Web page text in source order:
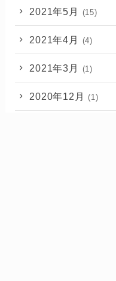
2021年5月 (15)
2021年4月 (4)
2021年3月 (1)
2020年12月 (1)